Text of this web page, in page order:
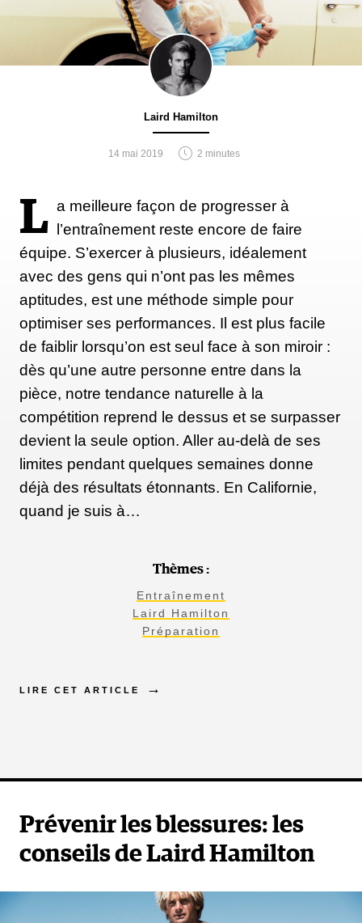
Laird Hamilton
14 mai 2019 2 minutes
L a meilleure façon de progresser à
l’entraînement reste encore de faire
équipe. S’exercer à plusieurs, idéalement
avec des gens qui n’ont pas les mêmes
aptitudes, est une méthode simple pour
optimiser ses performances. Il est plus facile
de faiblir lorsqu’on est seul face à son miroir :
dès qu’une autre personne entre dans la
pièce, notre tendance naturelle à la
compétition reprend le dessus et se surpasser
devient la seule option. Aller au-delà de ses
limites pendant quelques semaines donne
déjà des résultats étonnants. En Californie,
quand je suis à…
Thèmes :
Entraînement
Laird Hamilton
Préparation
LIRE CET ARTICLE
Prévenir les blessures: les
conseils de Laird Hamilton